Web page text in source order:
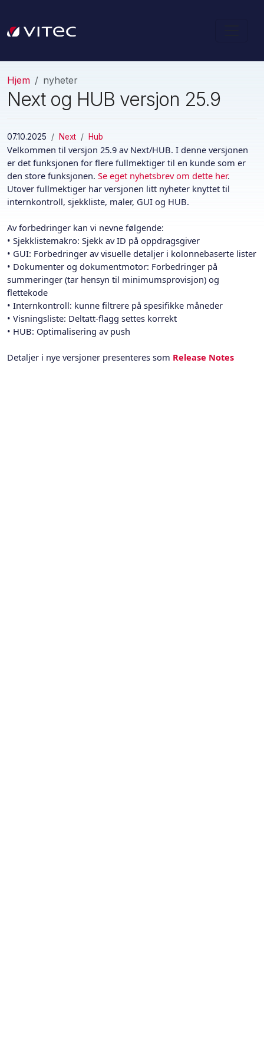
Hjem nyheter
Next og HUB versjon 25.9
07.10.2025 Next Hub
Velkommen til versjon 25.9 av Next/HUB. I denne versjonen
er det funksjonen for flere fullmektiger til en kunde som er
den store funksjonen. Se eget nyhetsbrev om dette her.
Utover fullmektiger har versjonen litt nyheter knyttet til
internkontroll, sjekkliste, maler, GUI og HUB.
Av forbedringer kan vi nevne følgende:
• Sjekklistemakro: Sjekk av ID på oppdragsgiver
• GUI: Forbedringer av visuelle detaljer i kolonnebaserte lister
• Dokumenter og dokumentmotor: Forbedringer på
summeringer (tar hensyn til minimumsprovisjon) og
flettekode
• Internkontroll: kunne filtrere på spesifikke måneder
• Visningsliste: Deltatt-flagg settes korrekt
• HUB: Optimalisering av push
Detaljer i nye versjoner presenteres som Release Notes